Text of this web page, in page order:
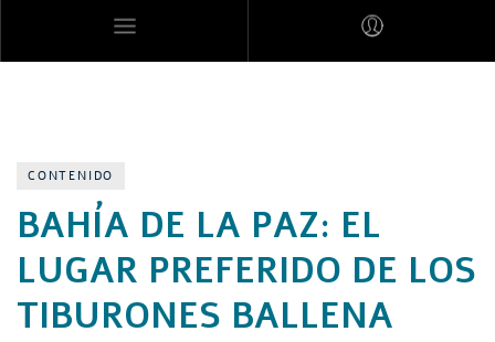
CONTENIDO
BAHÍA DE LA PAZ: EL
LUGAR PREFERIDO DE LOS
TIBURONES BALLENA